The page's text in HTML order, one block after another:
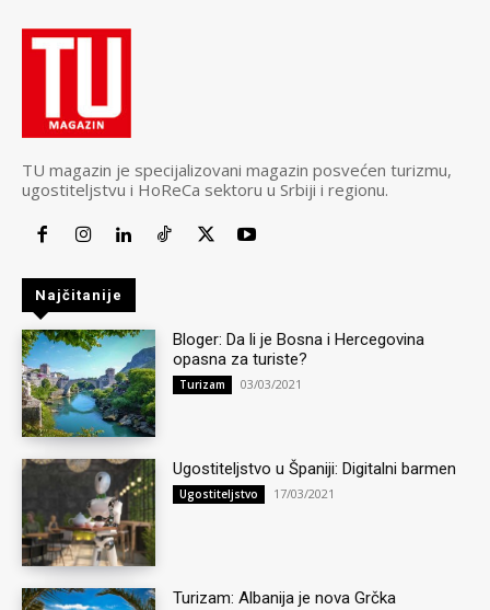
TU magazin je specijalizovani magazin posvećen turizmu,
ugostiteljstvu i HoReCa sektoru u Srbiji i regionu.
Najčitanije
Bloger: Da li je Bosna i Hercegovina
opasna za turiste?
Turizam 03/03/2021
Ugostiteljstvo u Španiji: Digitalni barmen
Ugostiteljstvo 17/03/2021
Turizam: Albanija je nova Grčka